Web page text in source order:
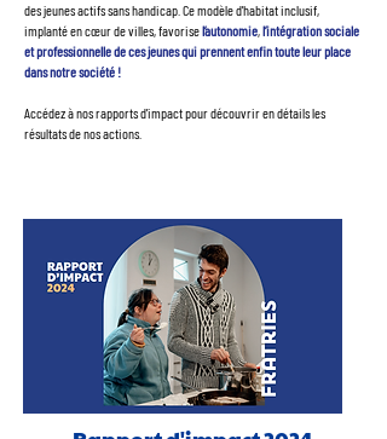
des jeunes actifs sans handicap. Ce modèle d'habitat inclusif,
implanté en cœur de villes, favorisel’autonomie,l’intégration sociale
et professionnelle de ces jeunes qui prennent enfin toute leur place
dans notre société !
Accédez à nos rapports d'impact pour découvrir en détails les
résultats de nos actions.